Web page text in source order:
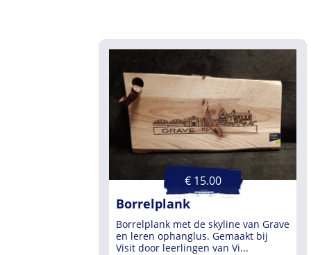
Borrelplank
Borrelplank met de skyline van Grave
en leren ophanglus. Gemaakt bij
Visit door leerlingen van Vi...
€ 15.00